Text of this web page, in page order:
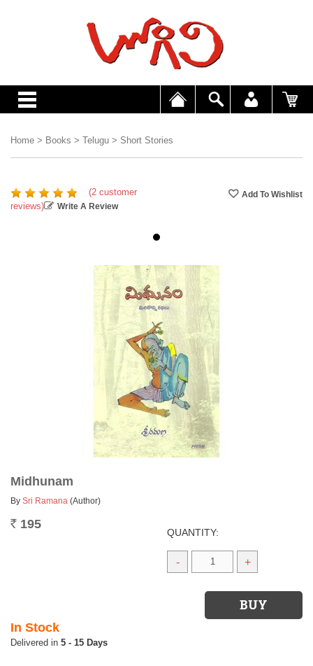
Home > Books > Telugu > Short Stories
(2 customer
reviews)
Write A Review
Midhunam
By Sri Ramana (Author)
Rs. 195
QUANTITY:
- +
In Stock
5 - 15 Days